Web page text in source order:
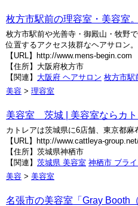
枚方市駅前の理容室・美容室
枚方市駅前や光善寺・御殿山・牧野
位置するアクセス抜群なヘアサロン
【URL】http://www.mens-begin.com
【住所】大阪府枚方市
【関連】 大阪府 ヘアサロン 枚方市駅
美容 > 理容室
美容室 茨城 | 美容室ならカ
カトレアは茨城県に6店舗、東京都麻
【URL】http://www.cattleya-
【住所】茨城県神栖市
【関連】 茨城県 美容室 神栖市 ブラ
美容 > 美容室
名張市の美容室「Gray Booth